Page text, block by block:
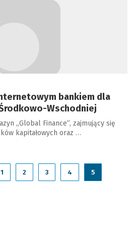
bankiem dla
Wschodniej
„Global Finance”, zajmujący się
kapitałowych oraz …
1 2 3 4 5